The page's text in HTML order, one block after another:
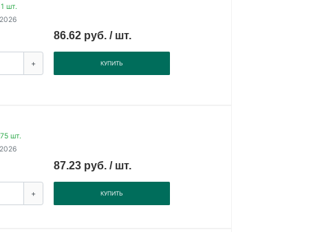
шт.
86.62 руб. / шт.
+ КУПИТЬ
шт.
87.23 руб. / шт.
+ КУПИТЬ